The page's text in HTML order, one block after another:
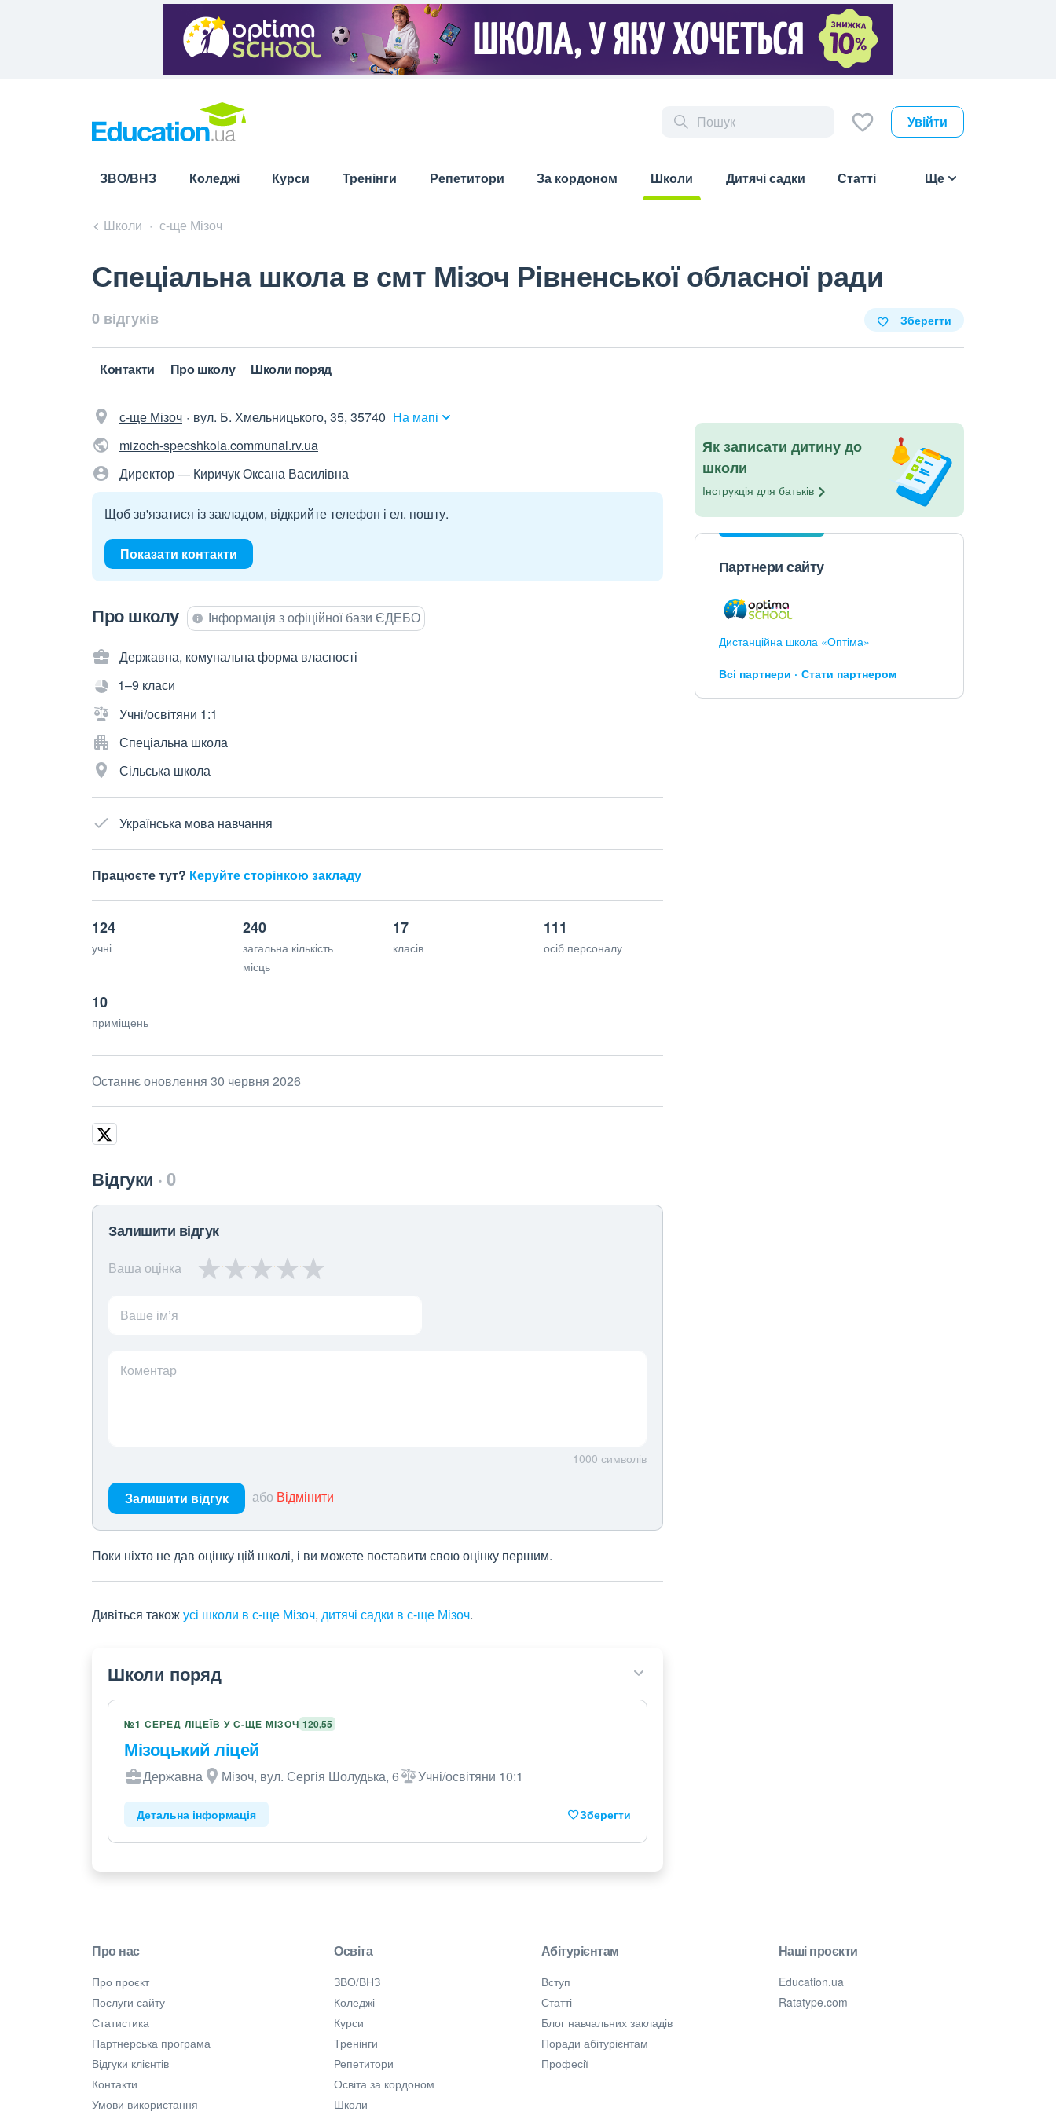
Увійти
ЗВО/ВНЗ Коледжі Курси Тренінги Репетитори За кордоном
Школи
Дитячі садки Статті Ще
Школи с-ще Мізоч
Спеціальна школа в смт Мізоч Рівненської обласної ради
0 відгуків Зберегти
Контакти Про школу Школи поряд
с-ще Мізоч вул. Б. Хмельницького, 35, 35740 На мапі
mizoch-specshkola.communal.rv.ua
Директор — Киричук Оксана Василівна
Щоб зв'язатися із закладом, відкрийте телефон і ел. пошту.
Показати контакти
Про школу Інформація з офіційної бази ЄДЕБО
Державна, комунальна форма власності
1–9 класи
Учні/освітяни 1:1
Спеціальна школа
Сільська школа
Українська мова навчання
Працюєте тут? Керуйте сторінкою закладу
124
учні
240
загальна кількість
місць
17
класів
111
осіб персоналу
10
приміщень
Останнє оновлення 30 червня 2026
Відгуки 0
Залишити відгук
Ваша оцінка
Ваше ім’я
Коментар
1000 символів
Залишити відгук або Відмінити
Поки ніхто не дав оцінку цій школі, і ви можете поставити свою оцінку першим.
Дивіться такожусі школи в с-ще Мізоч, дитячі садки в с-ще Мізоч.
Школи поряд
№1 СЕРЕД ЛІЦЕЇВ У С-ЩЕ МІЗОЧ 120,55
Мізоцький ліцей
Державна Мізоч, вул. Сергія Шолудька, 6 Учні/освітяни 10:1
Детальна інформація Зберегти
Як записати дитину до
школи
Інструкція для батьків
Партнери сайту
Дистанційна школа «Оптіма»
Всі партнери Стати партнером
Про нас
Про проєкт
Послуги сайту
Статистика
Партнерська програма
Відгуки клієнтів
Контакти
Умови використання
Освіта
ЗВО/ВНЗ
Коледжі
Курси
Тренінги
Репетитори
Освіта за кордоном
Школи
Абітурієнтам
Вступ
Статті
Блог навчальних закладів
Поради абітурієнтам
Професії
Наші проєкти
Education.ua
Ratatype.com